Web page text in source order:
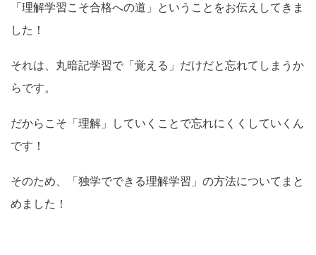
「理解学習こそ合格への道」ということをお伝えしてきま
した！
それは、丸暗記学習で「覚える」だけだと忘れてしまうか
らです。
だからこそ「理解」していくことで忘れにくくしていくん
です！
そのため、「独学でできる理解学習」の方法についてまと
めました！